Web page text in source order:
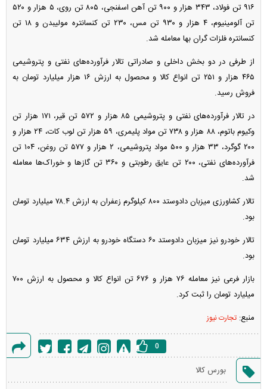
۹۱۶ تن فولاد، ۳۴۳ هزار و ۹۰۰ تن آهن اسفنجی، ۸۰۵ تن روی، ۵ هزار و ۵۲۰
تن آلومینیوم، ۴ هزار و ۹۳۰ تن مس، ۲۳۰ تن کنسانتره مولیبدن و ۱۸ تن
کنسانتره فلزات گران بها معامله شد.
از طرفی در دو بخش داخلی و صادراتی تالار فرآورده‌های نفتی و پتروشیمی
۴۶۵ هزار و ۲۵۱ تن انواع کالا و محصول به ارزش ۱۶ هزار میلیارد تومان به
فروش رسید.
در تالار فرآورده‌های نفتی و پتروشیمی ۸۵ هزار و ۵۷۲ تن قیر، ۱۷۱ هزار تن
وکیوم باتوم، ۸۸ هزار و ۷۳۸ تن مواد پلیمری، ۵۹ هزار تن لوب کات، ۲۴ هزار و
۲۰۰ گوگرد، ۳۳ هزار و ۵۰۰ مواد پتروشیمی، ۲ هزار و ۵۷۷ تن روغن، ۱۰۴ تن
فرآورده‌های نفتی، ۲۰۰ تن عایق رطوبتی و ۳۶۰ تن گاز‌ها و خوراک‌ها معامله
شد.
تالار کشاورزی میزبان دادوستد ۸۰۰ کیلوگرم زعفران به ارزش ۷۸.۴ میلیارد تومان
بود.
تالار خودرو نیز میزبان دادوستد ۶۰ دستگاه خودرو به ارزش ۶۳۴ میلیارد تومان
بود.
بازار فرعی نیز معامله ۷۶ هزار و ۶۷۶ تن انواع کالا و محصول به ارزش ۷۰۰
میلیارد تومان را ثبت کرد.
منبع: تجارت نیوز
خطا
0
بورس کالا